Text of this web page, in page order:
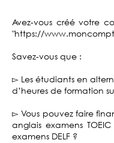
Avez-vous créé votre
"https://
Savez-vous que :
▻ Les étudiants en
d’heures de formation
▻ Vous pouvez faire
anglais examens
examens DELF ?